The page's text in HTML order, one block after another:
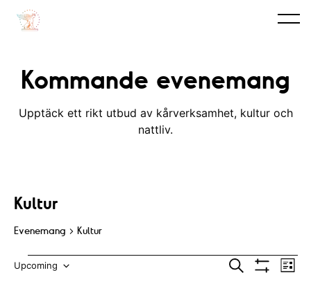
Kommande evenemang
Upptäck ett rikt utbud av kårverksamhet, kultur och
nattliv.
Kultur
Evenemang Kultur
Evenemang
E
S
E
L
Upcoming